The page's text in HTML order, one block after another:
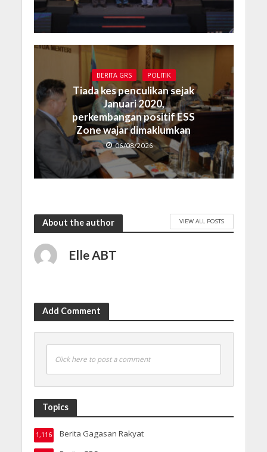
BERITA GRS POLITIK
Tiada kes penculikan sejak
Januari 2020,
perkembangan positif ESS
Zone wajar dimaklumkan
06/08/2026
About the author VIEW ALL POSTS
Elle ABT
Add Comment
Click here to post a comment
Topics
Berita Gagasan Rakyat
1,116